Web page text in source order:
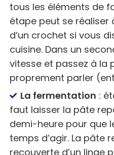
tous les éléments de
étape peut se réaliser
d’un crochet si vous
cuisine. Dans un
vitesse et passez à la
proprement parler
La fermentation :
faut laisser la pâte
demi-heure pour que
temps d’agir. La pâte
recouverte d’un linge